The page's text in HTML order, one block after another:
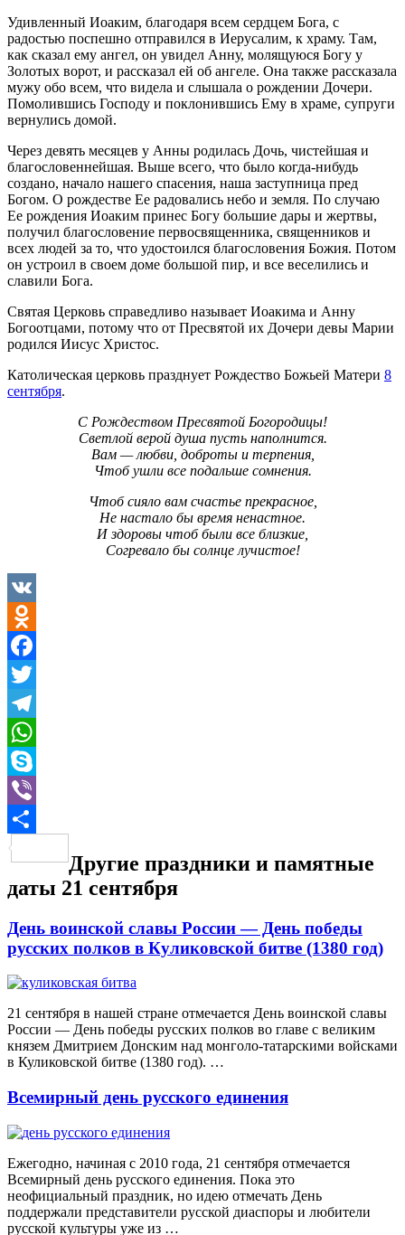
Удивленный Иоаким, благодаря всем сердцем Бога, с
радостью поспешно отправился в Иерусалим, к храму. Там,
как сказал ему ангел, он увидел Анну, молящуюся Богу у
Золотых ворот, и рассказал ей об ангеле. Она также рассказала
мужу обо всем, что видела и слышала о рождении Дочери.
Помолившись Господу и поклонившись Ему в храме, супруги
вернулись домой.
Через девять месяцев у Анны родилась Дочь, чистейшая и
благословеннейшая. Выше всего, что было когда-нибудь
создано, начало нашего спасения, наша заступница пред
Богом. О рождестве Ее радовались небо и земля. По случаю
Ее рождения Иоаким принес Богу большие дары и жертвы,
получил благословение первосвященника, священников и
всех людей за то, что удостоился благословения Божия. Потом
он устроил в своем доме большой пир, и все веселились и
славили Бога.
Святая Церковь справедливо называет Иоакима и Анну
Богоотцами, потому что от Пресвятой их Дочери девы Марии
родился Иисус Христос.
Католическая церковь празднует Рождество Божьей Матери 8
сентября.
С Рождеством Пресвятой Богородицы!
Светлой верой душа пусть наполнится.
Вам — любви, доброты и терпения,
Чтоб ушли все подальше сомнения.
Чтоб сияло вам счастье прекрасное,
Не настало бы время ненастное.
И здоровы чтоб были все близкие,
Согревало бы солнце лучистое!
VK
Odnoklassniki
Facebook
Twitter
Telegram
WhatsApp
Skype
Viber
Другие праздники и памятные
даты 21 сентября
День воинской славы России — День победы
русских полков в Куликовской битве (1380 год)
21 сентября в нашей стране отмечается День воинской славы
России — День победы русских полков во главе с великим
князем Дмитрием Донским над монголо-татарскими войсками
в Куликовской битве (1380 год). …
Всемирный день русского единения
Ежегодно, начиная с 2010 года, 21 сентября отмечается
Всемирный день русского единения. Пока это
неофициальный праздник, но идею отмечать День
поддержали представители русской диаспоры и любители
русской культуры уже из …